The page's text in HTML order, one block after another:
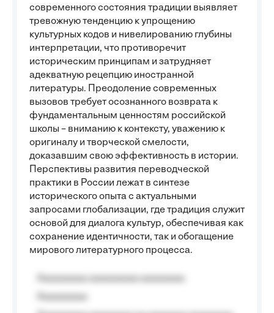
современного состояния традиции выявляет
тревожную тенденцию к упрощению
культурных кодов и нивелированию глубины
интерпретации, что противоречит
историческим принципам и затрудняет
адекватную рецепцию иностранной
литературы. Преодоление современных
вызовов требует осознанного возврата к
фундаментальным ценностям российской
школы – вниманию к контексту, уважению к
оригиналу и творческой смелости,
доказавшим свою эффективность в истории.
Перспективы развития переводческой
практики в России лежат в синтезе
исторического опыта с актуальными
запросами глобализации, где традиция служит
основой для диалога культур, обеспечивая как
сохранение идентичности, так и обогащение
мирового литературного процесса.